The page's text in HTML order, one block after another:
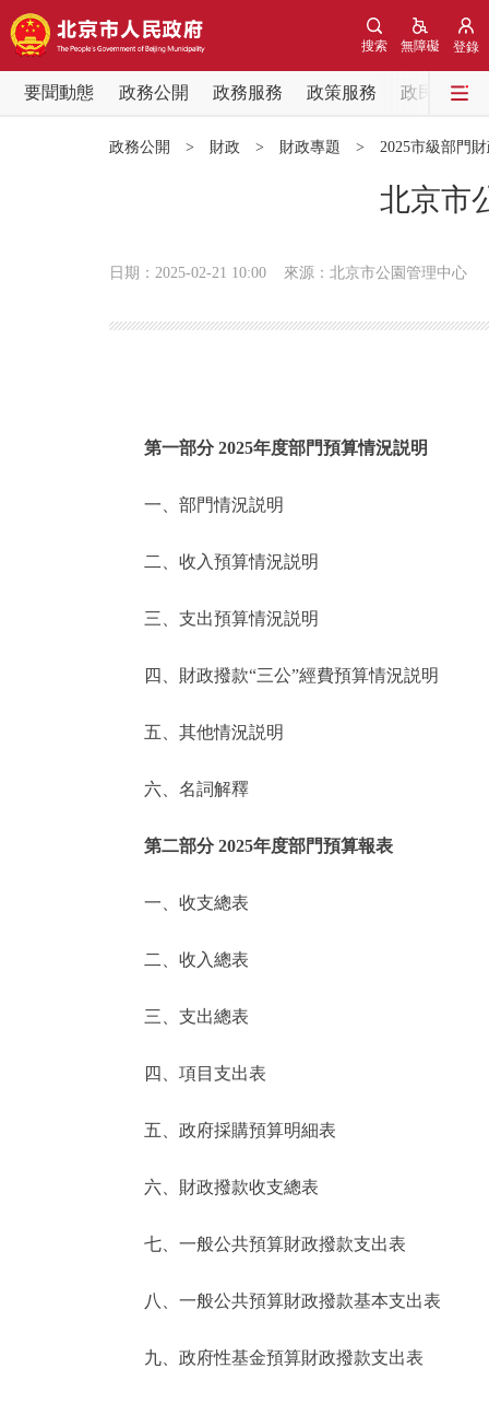
登錄
無障礙
搜索
要聞動態 政務公開 政務服務 政策服務
政民互動
便民服務
仲介服務
政民互動
12345網上接訴即辦
參與調查
走進北京
北京概況
綠色北京
ENGLISH
政務公開 > 財政 > 財政專題 > 2025市級部門
北京市
日期：2025-02-21 10:00 來源：北京市公園管理中心
第一部分 2025年度部門預算情況説明
一、部門情況説明
二、收入預算情況説明
三、支出預算情況説明
四、財政撥款“三公”經費預算情況説明
五、其他情況説明
六、名詞解釋
第二部分 2025年度部門預算報表
一、收支總表
二、收入總表
三、支出總表
四、項目支出表
五、政府採購預算明細表
六、財政撥款收支總表
七、一般公共預算財政撥款支出表
八、一般公共預算財政撥款基本支出表
九、政府性基金預算財政撥款支出表